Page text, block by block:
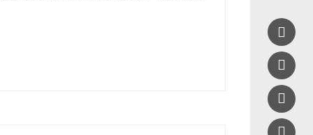



